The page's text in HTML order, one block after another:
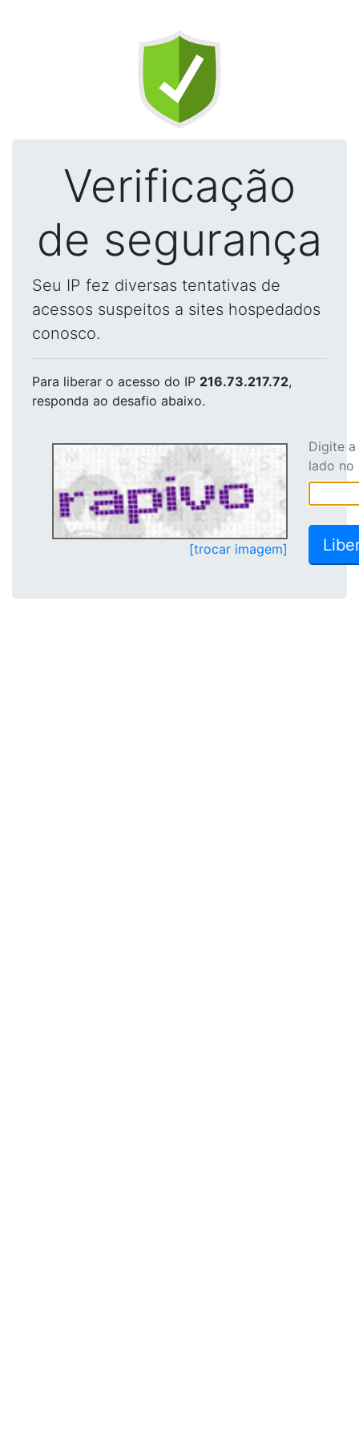
Verificação
de segurança
Seu IP fez diversas tentativas de
acessos suspeitos a sites hospedados
conosco.
Para liberar o acesso do IP 216.73.217.72,
responda ao desafio abaixo.
[trocar imagem]
Digite
lado no